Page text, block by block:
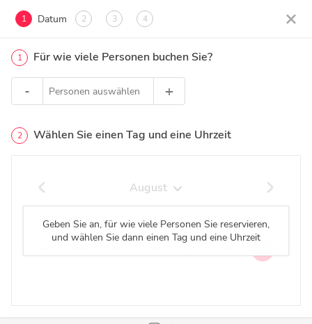
1 Datum 2 3 4
1 Für wie viele Personen buchen Sie?
- Personen auswählen +
2 Wählen Sie einen Tag und eine Uhrzeit
Geben Sie an, für wie viele Personen Sie reservieren,
und wählen Sie dann einen Tag und eine Uhrzeit
August
Mo Di Mi Do Fr Sa So